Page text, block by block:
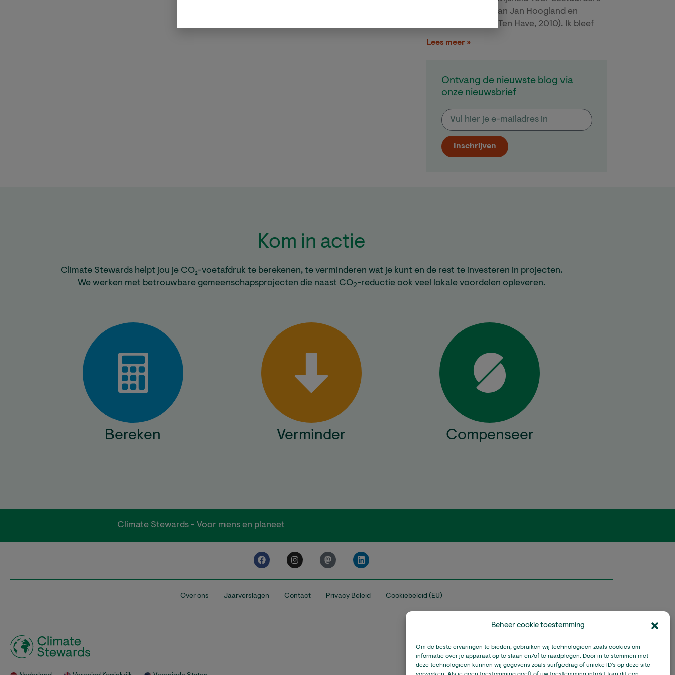
Beheer cookie toestemming
Om de beste ervaringen te bieden, gebruiken wij technologieën zoals cookies om
informatie over je apparaat op te slaan en/of te raadplegen. Door in te stemmen met
deze technologieën kunnen wij gegevens zoals surfgedrag of unieke ID's op deze site
en professionals van Jan Hoogland en
Maarten Verkerk (Ten Have, 2010). Ik bleef
Lees meer »
Ontvang de nieuwste blog via
onze nieuwsbrief
Inschrijven
Kom in actie
Climate Stewards helpt jou je CO₂-voetafdruk te berekenen, te verminderen wat je kunt en de rest te investeren in projecten.
We werken met betrouwbare gemeenschapsprojecten die naast CO2-reductie ook veel lokale voordelen opleveren.
Bereken Verminder Compenseer
Climate Stewards - Voor mens en planeet
Over ons Jaarverslagen Contact Privacy Beleid Cookiebeleid (EU)
een geregistreerd goed doel in Nederland (RSIN: 815032924).
Climate Stewards KVK-nummer: 32095673
© Copyright Climate Stewards Ltd. – All rights reserved.